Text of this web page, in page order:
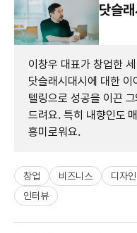
닷슬
이창우 대표가 창업한
닷슬래시대시에 대한 이
텔링으로 성공을 이끈
드려요. 특히 내향인도
흥미로워요.
창업 비즈니스 디자인
인터뷰